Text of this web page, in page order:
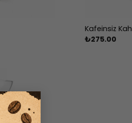
×
Kafeinsiz
₺275.00